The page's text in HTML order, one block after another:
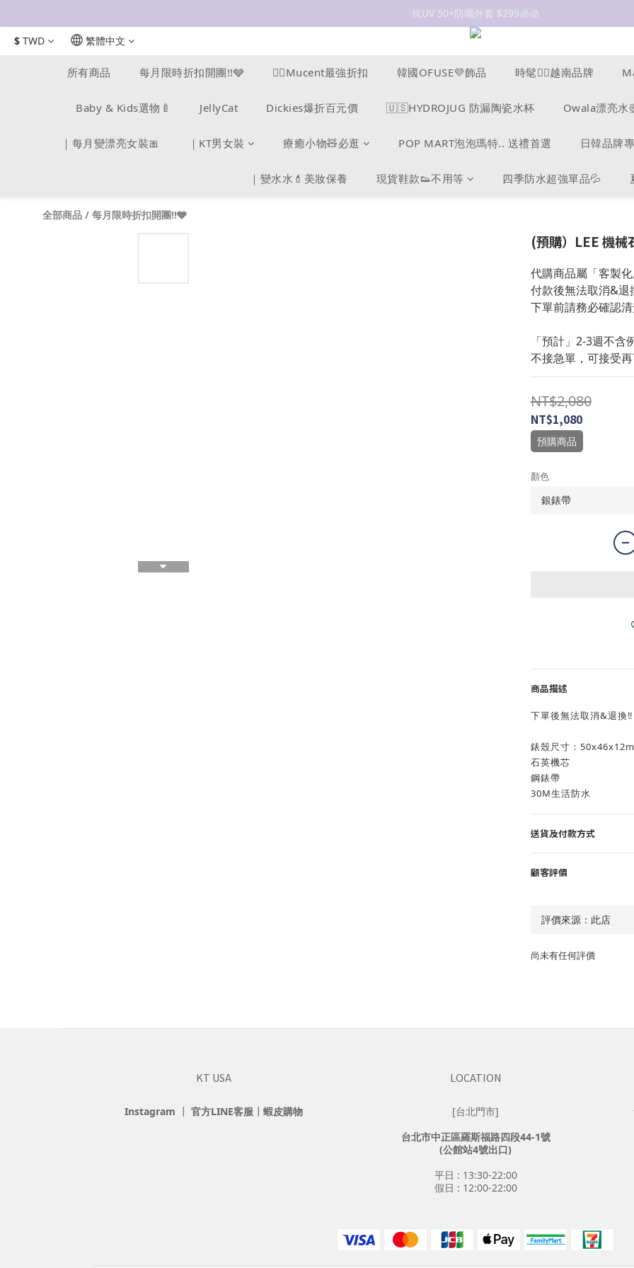
抗UV 50+防曬外套 $299🧊🧊
抗UV 50+防曬外套 $299🧊🧊
女裝新品 🍒
✨OWALA多款任選✨  點我看全部
$ TWD 繁體中文
所有商品 每月限時折扣開團!!🩶 ❤️‍🔥Mucent最強折扣 韓國OFUSE💜飾品 時髦❤️‍🔥越南品牌
Baby & Kids選物🍼 JellyCat Dickies爆折百元價 🇺🇸HYDROJUG 防漏陶瓷水杯 Owala漂亮水
｜每月變漂亮女裝🎀 ｜KT男女裝 療癒小物🧸必逛 POP MART泡泡瑪特.. 送禮首選 日韓品牌
｜變水水💄美妝保養 現貨鞋款👟不用等 四季防水超強單品💦
全部商品 / 每月限時折扣開團!!🩶
(預購）LEE 機械
代購商品屬「客製
付款後無法取消&退
下單前請務必確認
「預計」2-3週不含
不接急單，可接受
NT$2,080
NT$1,080
預購商品
顏色
商品描述
下單後無法取消&退換‼️
錶殼尺寸：
石英機芯
鋼錶帶
30M生活防水
送貨及付款方式
顧客評價
尚未有任何評價
KT USA
Instagram ┃ 官方LINE客服 ┃ 蝦皮購物
LOCATION
[台北門市]
台北市中正區羅斯福路四段44-1號
(公館站4號出口)
平日 : 13:30-22:00
假日 : 12:00-22:00